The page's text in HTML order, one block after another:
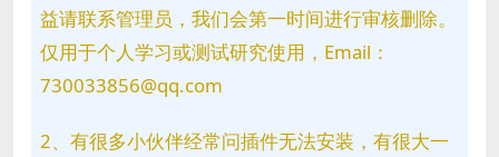
益请联系管理员，我们会第一时间进行审核删除。
仅用于个人学习或测试研究使用，Email：
730033856@qq.com
2、有很多小伙伴经常问插件无法安装，有很大一